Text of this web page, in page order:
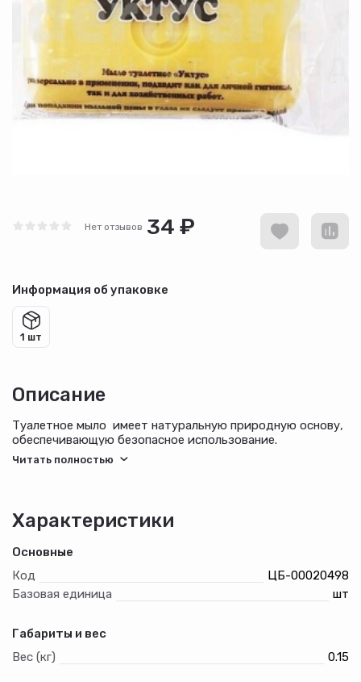
Нет отзывов 34 ₽
Информация об упаковке
1 шт
Описание
Туалетное мыло имеет натуральную природную основу,
обеспечивающую безопасное использование.
Изготовлено с применением натуральных компонентов,
Характеристики
Основные
Код
ЦБ-00020498
Базовая единица
шт
Габариты и вес
Вес (кг)
0.15